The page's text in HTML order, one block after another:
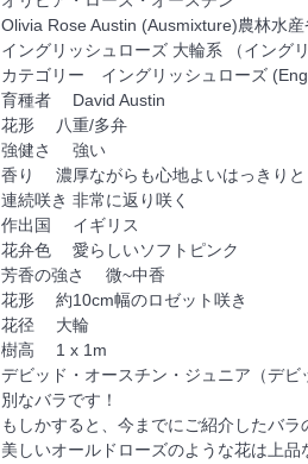
Olivia Rose Austin (Ausmixture)農林水
イングリッシュローズ 大輪系 （イング
カテゴリー イングリッシュローズ
育種者 David Austin
花形 八重/多弁
強健さ 強い
香り 濃厚ながらも心地よいはっきりと
連続咲き 非常に返り咲く
作出国 イギリス
花弁色 愛らしいソフトピンク
芳香の強さ 微~中香
花形 約10cm幅のロゼット咲き
花径 大輪
樹高 1 x 1m
デビッド・オースチン・ジュニア（デ
別なバラです！
もしかすると、今までにご紹介したバラ
美しいオールドローズのような花は上